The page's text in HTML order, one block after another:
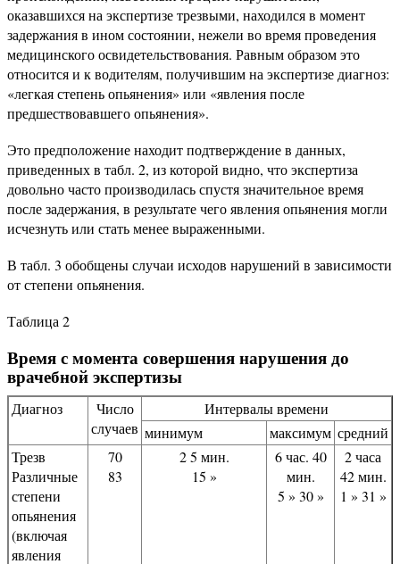
оказавшихся на экспертизе трезвыми, находился в момент
задержания в ином состоянии, нежели во время проведения
медицинского освидетельствования. Равным образом это
относится и к водителям, получившим на экспертизе диагноз:
«легкая степень опьянения» или «явления после
предшествовавшего опьянения».
Это предположение находит подтверждение в данных,
приведенных в табл. 2, из которой видно, что экспертиза
довольно часто производилась спустя значительное время
после задержания, в результате чего явления опьянения могли
исчезнуть или стать менее выраженными.
В табл. 3 обобщены случаи исходов нарушений в зависимости
от степени опьянения.
Таблица 2
Время с момента совершения нарушения до
врачебной экспертизы
Диагноз
Число
случаев
Интервалы времени
минимум
максимум средний
Трезв
Различные
степени
опьянения
(включая
явления
70
83
2 5 мин.
15 »
6 час. 40
мин.
5 » 30 »
2 часа
42 мин.
1 » 31 »